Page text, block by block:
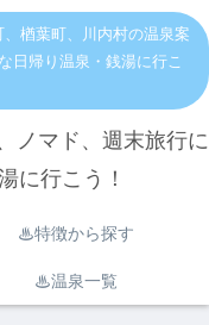
楢葉町、川内村の温泉案
日帰り温泉・銭湯に行こ
ノマド、週末旅行に
に行こう！
♨︎特徴から探す
♨︎温泉一覧